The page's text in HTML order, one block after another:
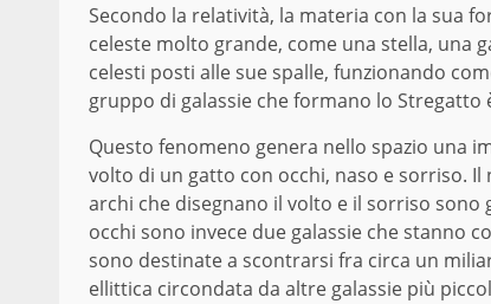
Secondo la relatività, la materia con la sua
celeste molto grande, come una stella, una
celesti posti alle sue spalle, funzionando
gruppo di galassie che formano lo Stregatto
Questo fenomeno genera nello spazio una
volto di un gatto con occhi, naso e sorriso.
archi che disegnano il volto e il sorriso
occhi sono invece due galassie che stanno
sono destinate a scontrarsi fra circa un
ellittica circondata da altre galassie più